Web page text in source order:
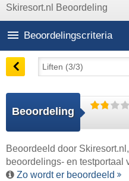
Skiresort.nl Beoordeling
Beoordelingscriteria
Beoordeling
Beoordeeld door Skiresort.nl
beoordelings- en testportaal
Zo wordt er beoordeeld